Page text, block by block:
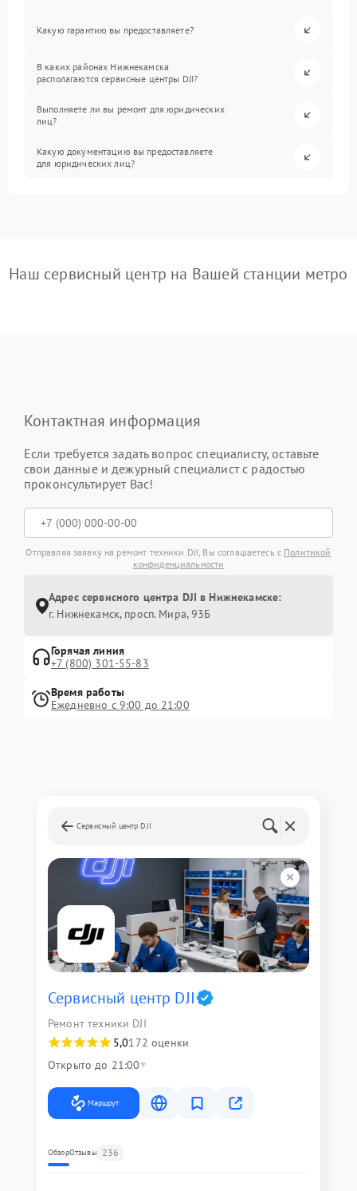
Какую гарантию вы предоставляете?
В каких районах Нижнекамска
располагаются сервисные центры DJI?
Выполняете ли вы ремонт для юридических
лиц?
Какую документацию вы предоставляете
для юридических лиц?
Наш сервисный центр на Вашей станции метро
Контактная информация
Если требуется задать вопрос специалисту, оставьте
свои данные и дежурный специалист с радостью
проконсультирует Вас!
Отправляя заявку на ремонт техники DJI, Вы соглашаетесь с Политикой
конфиденциальности
Адрес сервисного центра DJI в Нижнекамске:
г. Нижнекамск, просп. Мира, 93Б
Горячая линия
+7 (800) 301-55-83
Время работы
Ежедневно с 9:00 до 21:00
Сервисный центр DJI
Сервисный центр DJI
Ремонт техники DJI
5,0172 оценки
Открыто до 21:00
Маршрут
ОбзорОтзывы 236